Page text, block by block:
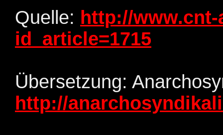
Quelle: http://
id_article=1715
Übersetzung:
http://